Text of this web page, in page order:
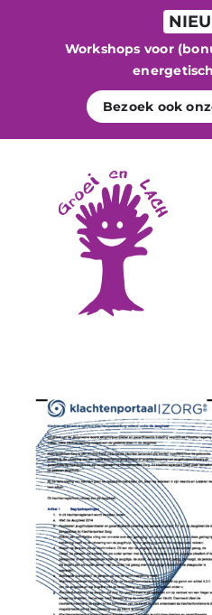
Workshops voor
Bezoek ook